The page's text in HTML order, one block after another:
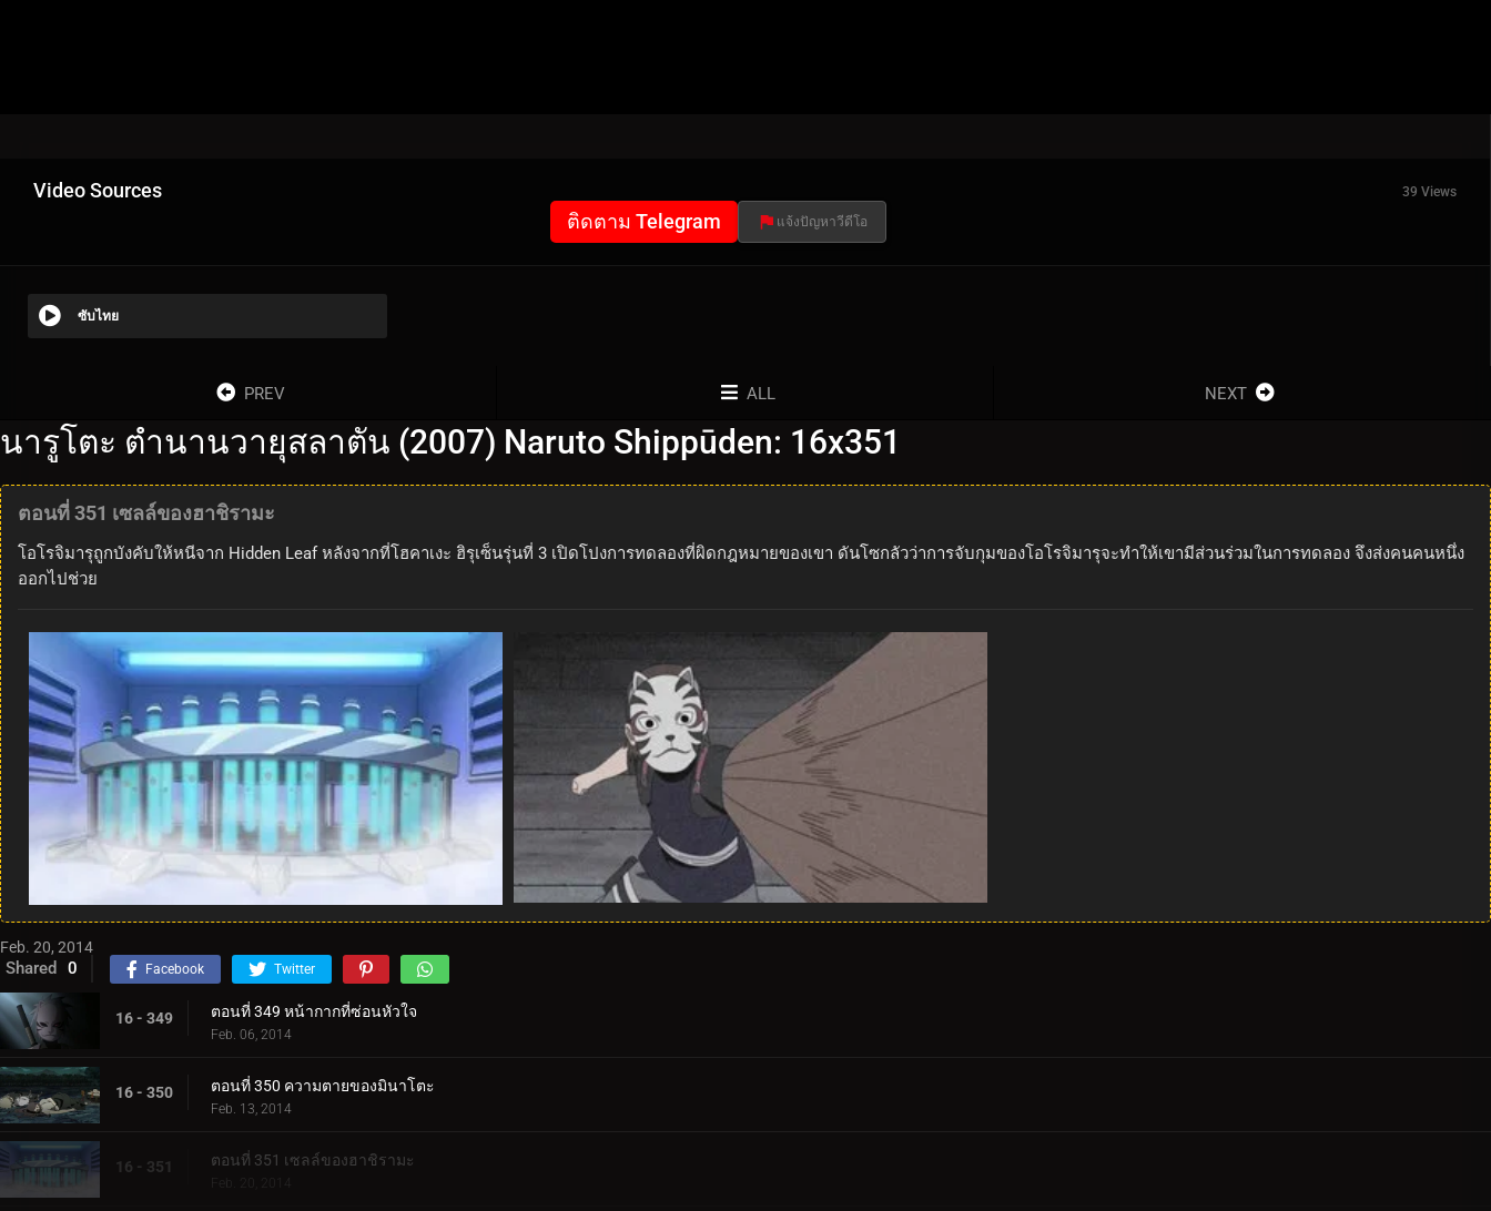
Video Sources 39 Views
ติดตาม Telegram แจ้งปัญหาวีดีโอ
ซับไทย
PREV ALL NEXT
นารูโตะ ตำนานวายุสลาตัน (2007) Naruto Shippūden: 16x351
ตอนที่ 351 เซลล์ของฮาชิรามะ
โอโรจิมารุถูกบังคับให้หนีจาก Hidden Leaf หลังจากที่โฮคาเงะ ฮิรุเซ็นรุ่นที่ 3 เปิดโปงการทดลองที่ผิดกฎหมายของเขา ดันโซกลัวว่าการจับกุมของโอโรจิมารุจะทำให้เขามีส่วนร่วมในการทดลอง จึงส่งคนคนหนึ่ง
ออกไปช่วย
Feb. 20, 2014
Shared 0 Facebook Twitter
16 - 349 ตอนที่ 349 หน้ากากที่ซ่อนหัวใจ
Feb. 06, 2014
16 - 350 ตอนที่ 350 ความตายของมินาโตะ
Feb. 13, 2014
16 - 351 ตอนที่ 351 เซลล์ของฮาชิรามะ
Feb. 20, 2014